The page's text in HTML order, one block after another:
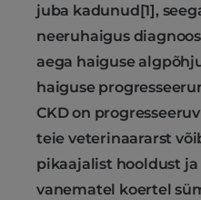
juba kadunud[1],
neeruhaigus
aega haiguse
haiguse
CKD on
teie veterinaararst
pikaajalist hooldust
vanematel koertel